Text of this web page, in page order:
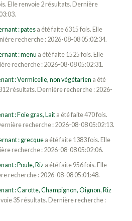
Elle renvoie 2 résultats. Dernière
: patesa été faite 6315 fois. Elle
recherche : 2026-08-08 05:02:34.
: menu a été faite 1525 fois. Elle
recherche : 2026-08-08 05:02:31.
: Vermicelle, non végétarien a été
résultats. Dernière recherche : 2026-
: Foie gras, Laita été faite 470 fois.
recherche : 2026-08-08 05:02:13.
: grecquea été faite 1383 fois. Elle
recherche : 2026-08-08 05:02:06.
: Poule, Riza été faite 956 fois. Elle
recherche : 2026-08-08 05:01:48.
: Carotte, Champignon, Oignon, Riz
35 résultats. Dernière recherche :